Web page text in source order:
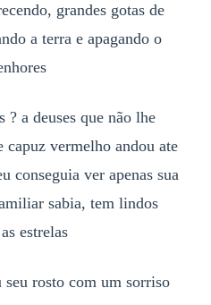
grandes gotas de
a terra e apagando o
? a deuses que não lhe
capuz vermelho andou ate
conseguia ver apenas sua
sabia, tem lindos
estrelas
rosto com um sorriso